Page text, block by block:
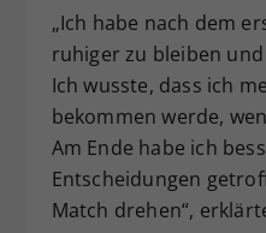
„Ich habe nach dem
ruhiger zu bleiben
Ich wusste, dass ich
bekommen werde,
Am Ende habe ich
Entscheidungen
Match drehen“,